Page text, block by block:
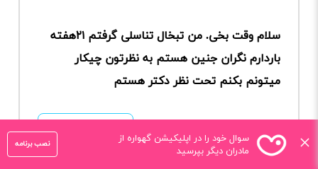
سلام وقت بخی. من تبخال تناسلی گرفتم ۲۱هفته
باردارم نگران جنین هستم به نظرتون چیکار
میتونم بکنم تحت نظر دکتر هستم
نصب برنامه ×
سوال خود را در اپلیکیشن گهواره از
مادران دیگر بپرسید